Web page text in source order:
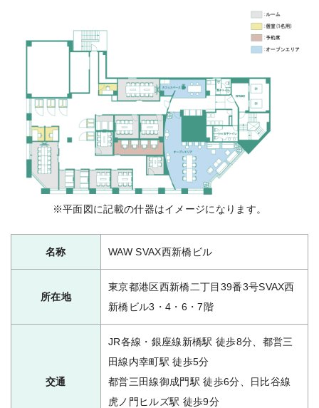
※平面図に記載の什器はイメージになります。
名称 WAW SVAX西新橋ビル
所在地
東京都港区西新橋二丁目39番3号SVAX西
新橋ビル3・4・6・7階
交通
JR各線・銀座線新橋駅 徒歩8分、都営三
田線内幸町駅 徒歩5分
都営三田線御成門駅 徒歩6分、日比谷線
虎ノ門ヒルズ駅 徒歩9分